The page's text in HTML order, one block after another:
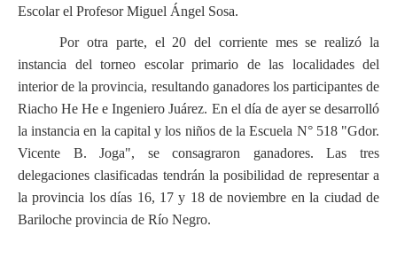
Escolar el Profesor Miguel Ángel Sosa.
Por otra parte, el 20del corriente mes se realizó la
instancia del torneo escolar primario de las localidades del
interior de la provincia, resultando ganadores los participantes de
Riacho He He e Ingeniero Juárez. En el día de ayer se desarrolló
lainstancia en la capital y los niños de la Escuela N° 518 "Gdor.
Vicente B. Joga", se consagraron ganadores. Las tres
delegacionesclasificadas tendrán la posibilidad de representar a
la provincia los días 16, 17 y 18 de noviembre en la ciudad de
Bariloche provincia de Río Negro.